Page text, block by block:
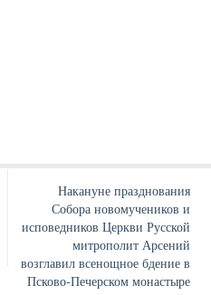
Накануне празднования
Собора новомучеников и
исповедников Церкви Русской
митрополит Арсений
возглавил всенощное бдение в
Псково-Печерском монастыре